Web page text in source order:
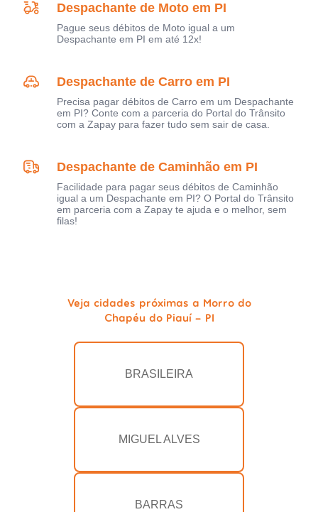
Despachante de Moto em PI
Pague seus débitos de Moto igual a um
Despachante em PI em até 12x!
Despachante de Carro em PI
Precisa pagar débitos de Carro em um Despachante
em PI? Conte com a parceria do Portal do Trânsito
com a Zapay para fazer tudo sem sair de casa.
Despachante de Caminhão em PI
Facilidade para pagar seus débitos de Caminhão
igual a um Despachante em PI? O Portal do Trânsito
em parceria com a Zapay te ajuda e o melhor, sem
filas!
Veja cidades próximas a Morro do
Chapéu do Piauí - PI
BRASILEIRA
MIGUEL ALVES
BARRAS